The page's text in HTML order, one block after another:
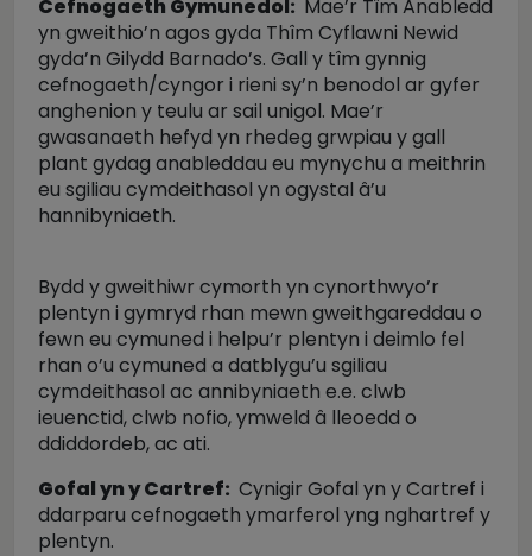
Cefnogaeth Gymunedol: Mae’r Tîm Anabledd
yn gweithio’n agos gyda Thîm Cyflawni Newid
gyda’n Gilydd Barnado’s. Gall y tîm gynnig
cefnogaeth/cyngor i rieni sy’n benodol ar gyfer
anghenion y teulu ar sail unigol. Mae’r
gwasanaeth hefyd yn rhedeg grwpiau y gall
plant gydag anableddau eu mynychu a meithrin
eu sgiliau cymdeithasol yn ogystal â’u
hannibyniaeth.
Bydd y gweithiwr cymorth yn cynorthwyo’r
plentyn i gymryd rhan mewn gweithgareddau o
fewn eu cymuned i helpu’r plentyn i deimlo fel
rhan o’u cymuned a datblygu’u sgiliau
cymdeithasol ac annibyniaeth e.e. clwb
ieuenctid, clwb nofio, ymweld â lleoedd o
ddiddordeb, ac ati.
Gofal yn y Cartref: Cynigir Gofal yn y Cartref i
ddarparu cefnogaeth ymarferol yng nghartref y
plentyn.